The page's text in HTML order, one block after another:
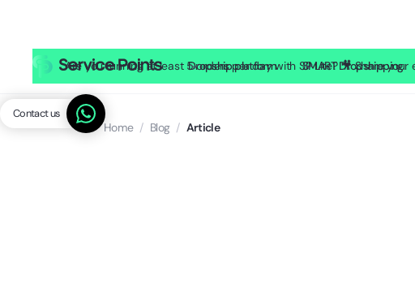
Are you running at least 5 orders per day with SP Lite? 🎥 Share
Dropship platform SMART Dropshipping
Contact us
Home / Blog / Article